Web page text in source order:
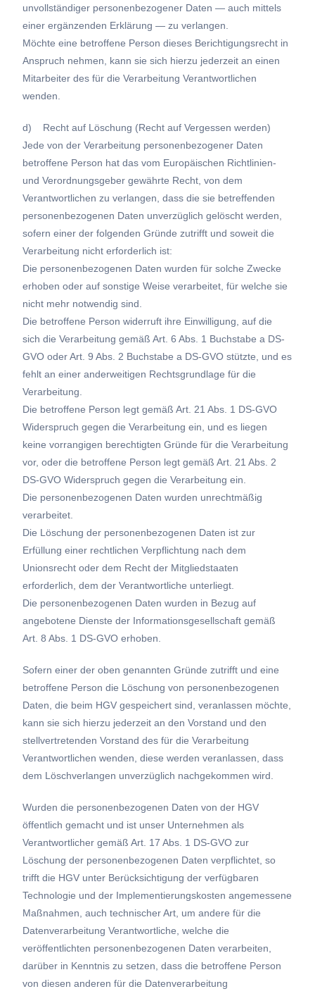
unvollständiger personenbezogener Daten — auch mittels
einer ergänzenden Erklärung — zu verlangen.
Möchte eine betroffene Person dieses Berichtigungsrecht in
Anspruch nehmen, kann sie sich hierzu jederzeit an einen
Mitarbeiter des für die Verarbeitung Verantwortlichen
wenden.
d) Recht auf Löschung (Recht auf Vergessen werden)
Jede von der Verarbeitung personenbezogener Daten
betroffene Person hat das vom Europäischen Richtlinien-
und Verordnungsgeber gewährte Recht, von dem
Verantwortlichen zu verlangen, dass die sie betreffenden
personenbezogenen Daten unverzüglich gelöscht werden,
sofern einer der folgenden Gründe zutrifft und soweit die
Verarbeitung nicht erforderlich ist:
Die personenbezogenen Daten wurden für solche Zwecke
erhoben oder auf sonstige Weise verarbeitet, für welche sie
nicht mehr notwendig sind.
Die betroffene Person widerruft ihre Einwilligung, auf die
sich die Verarbeitung gemäß Art. 6 Abs. 1 Buchstabe a DS-
GVO oder Art. 9 Abs. 2 Buchstabe a DS-GVO stützte, und es
fehlt an einer anderweitigen Rechtsgrundlage für die
Verarbeitung.
Die betroffene Person legt gemäß Art. 21 Abs. 1 DS-GVO
Widerspruch gegen die Verarbeitung ein, und es liegen
keine vorrangigen berechtigten Gründe für die Verarbeitung
vor, oder die betroffene Person legt gemäß Art. 21 Abs. 2
DS-GVO Widerspruch gegen die Verarbeitung ein.
Die personenbezogenen Daten wurden unrechtmäßig
verarbeitet.
Die Löschung der personenbezogenen Daten ist zur
Erfüllung einer rechtlichen Verpflichtung nach dem
Unionsrecht oder dem Recht der Mitgliedstaaten
erforderlich, dem der Verantwortliche unterliegt.
Die personenbezogenen Daten wurden in Bezug auf
angebotene Dienste der Informationsgesellschaft gemäß
Art. 8 Abs. 1 DS-GVO erhoben.
Sofern einer der oben genannten Gründe zutrifft und eine
betroffene Person die Löschung von personenbezogenen
Daten, die beim HGV gespeichert sind, veranlassen möchte,
kann sie sich hierzu jederzeit an den Vorstand und den
stellvertretenden Vorstand des für die Verarbeitung
Verantwortlichen wenden, diese werden veranlassen, dass
dem Löschverlangen unverzüglich nachgekommen wird.
Wurden die personenbezogenen Daten von der HGV
öffentlich gemacht und ist unser Unternehmen als
Verantwortlicher gemäß Art. 17 Abs. 1 DS-GVO zur
Löschung der personenbezogenen Daten verpflichtet, so
trifft die HGV unter Berücksichtigung der verfügbaren
Technologie und der Implementierungskosten angemessene
Maßnahmen, auch technischer Art, um andere für die
Datenverarbeitung Verantwortliche, welche die
veröffentlichten personenbezogenen Daten verarbeiten,
darüber in Kenntnis zu setzen, dass die betroffene Person
von diesen anderen für die Datenverarbeitung